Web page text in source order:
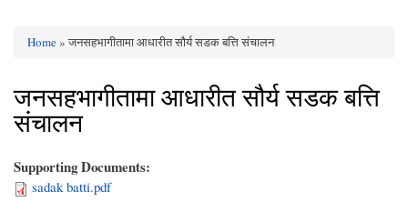
Home» जनसहभागीतामा आधारीत सौर्य सडक बत्ति संचालन
जनसहभागीतामा आधारीत सौर्य सडक बत्ति
संचालन
Supporting Documents:
sadak batti.pdf